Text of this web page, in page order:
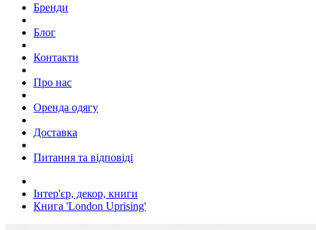
Бренди
Блог
Контакти
Про нас
Оренда одягу
Доставка
Питання та відповіді
Інтер'єр, декор, книги
Книга 'London Uprising'